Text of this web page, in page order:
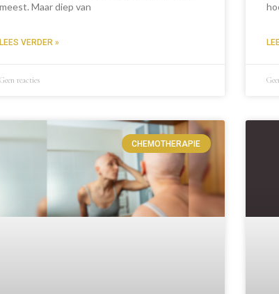
meest. Maar diep van
LEES VERDER »
Geen reacties
CHEMOTHERAPIE